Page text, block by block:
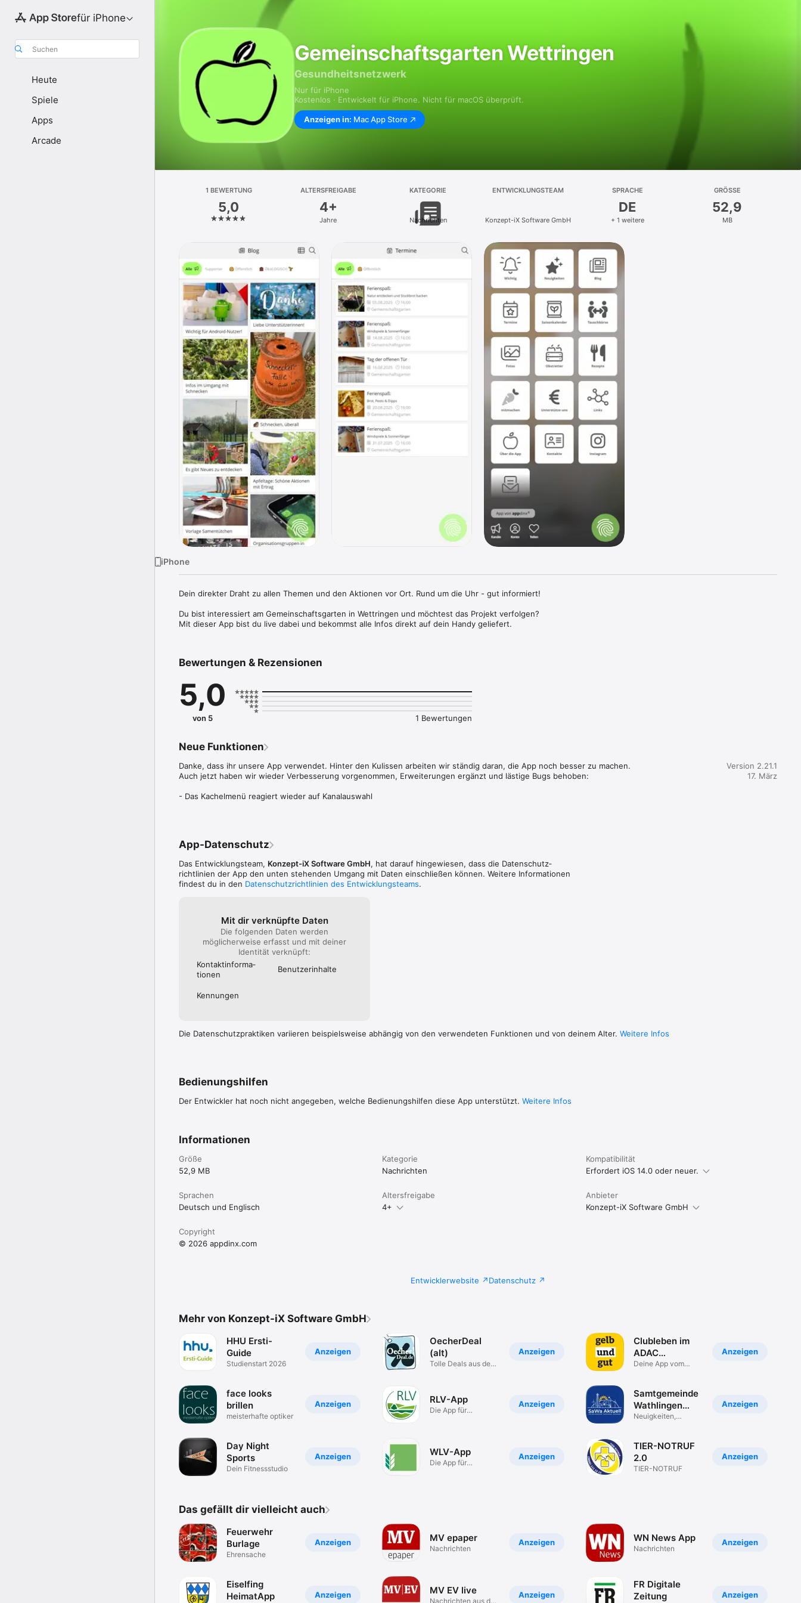
für iPhone
Suchen
Heute
Spiele
Apps
Arcade
Gemeinschaftsgarten Wettringen
Gesundheitsnetzwerk
Nur für iPhone
Kostenlos · Entwickelt für iPhone. Nicht für macOS überprüft.
Anzeigen in: Mac App Store
1 BEWERTUNG
5,0
ALTERSFREIGABE
4+
Jahre
KATEGORIE
Nachrichten
ENTWICKLUNGSTEAM
Konzept-iX Software GmbH
SPRACHE
DE
+ 1 weitere
GRÖSSE
52,9
MB
iPhone
Dein direkter Draht zu allen Themen und den Aktionen vor Ort. Rund um die Uhr - gut informiert!
Du bist interessiert am Gemeinschaftsgarten in Wettringen und möchtest das Projekt verfolgen?
Mit dieser App bist du live dabei und bekommst alle Infos direkt auf dein Handy geliefert.
Bewertungen & Rezensionen
5,0
von 5 1 Bewertungen
Neue Funktionen
Danke, dass ihr unsere App verwendet. Hinter den Kulissen arbeiten wir ständig daran, die App noch besser zu machen.
Auch jetzt haben wir wieder Verbesserung vorgenommen, Erweiterungen ergänzt und lästige Bugs behoben:
- Das Kachelmenü reagiert wieder auf Kanalauswahl
Version 2.21.1
17. März
App-Datenschutz
Das Entwicklungsteam, Konzept-iX Software GmbH, hat darauf hingewiesen, dass die Datenschutz­
richtlinien der App den unten stehenden Umgang mit Daten einschließen können. Weitere Informationen
findest du in den Datenschutzrichtlinien des Entwicklungsteams.
Mit dir verknüpfte Daten
Die folgenden Daten werden
möglicherweise erfasst und mit deiner
Identität verknüpft:
Kontakt­informa­
tionen
Benutzer­inhalte
Kennungen
Die Datenschutzpraktiken variieren beispielsweise abhängig von den verwendeten Funktionen und von deinem Alter. Weitere Infos
Bedienungshilfen
Der Entwickler hat noch nicht angegeben, welche Bedienungshilfen diese App unterstützt. Weitere Infos
Informationen
Größe
52,9 MB
Kategorie
Nachrichten
Kompatibilität
Erfordert iOS 14.0 oder neuer.
Sprachen
Deutsch und Englisch
Altersfreigabe
4+
Anbieter
Konzept-iX Software GmbH
Copyright
© 2026 appdinx.com
Entwicklerwebsite Datenschutz
Mehr von Konzept-iX Software GmbH
Anzeigen
HHU Ersti-
Guide
Studienstart 2026
Anzeigen
face looks
brillen
meisterhafte optiker
Anzeigen
Day Night
Sports
Dein Fitnessstudio
Anzeigen
OecherDeal
(alt)
Tolle Deals aus der
Anzeigen
RLV-App
Die App für
Anzeigen
WLV-App
Die App für
Anzeigen
Clubleben im
ADAC
Westfalen
Deine App vom
Anzeigen
Samtgemeinde
Wathlingen
News
Neuigkeiten,
Anzeigen
TIER-NOTRUF
2.0
TIER-NOTRUF
Das gefällt dir vielleicht auch
Anzeigen
Feuerwehr
Burlage
Ehrensache
Anzeigen
Eiselfing
HeimatApp
Anzeigen
MV epaper
Nachrichten
Anzeigen
MV EV live
Nachrichten aus der
Anzeigen
WN News App
Nachrichten
Anzeigen
FR Digitale
Zeitung